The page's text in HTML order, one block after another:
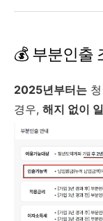
💰 부분인출
2025년부터는
경우, 해지 없이